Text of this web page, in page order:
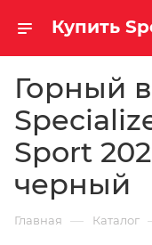
Горный
Sport
черный
Главная — Каталог